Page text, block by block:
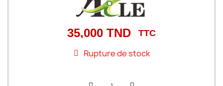
35,000 TND TTC
Rupture de stock